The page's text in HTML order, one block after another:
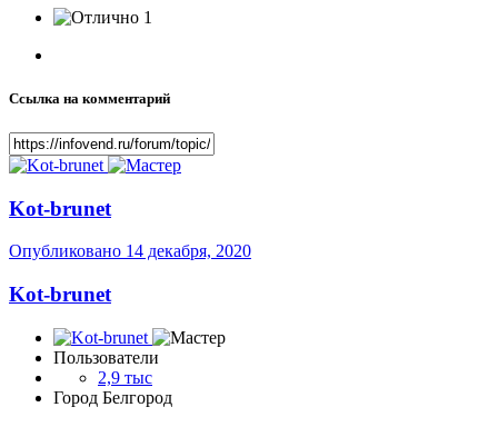
1
Ссылка на комментарий
Kot-brunet
Опубликовано 14 декабря, 2020
Kot-brunet
Пользователи
2,9 тыс
Город Белгород